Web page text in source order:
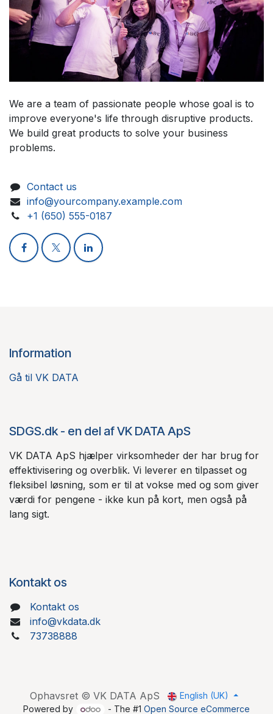
We are a team of passionate people whose goal is to
improve everyone's life through disruptive products.
We build great products to solve your business
problems.
Contact us
info@yourcompany.example.com
+1 (650) 555-0187
Information
Gå til VK DATA
SDGS.dk - en del af VK DATA ApS
VK DATA ApS hjælper virksomheder der har brug for
effektivisering og overblik. Vi leverer en tilpasset og
fleksibel løsning, som er til at vokse med og som giver
værdi for pengene - ikke kun på kort, men også på
lang sigt.
Kontakt os
Kontakt os
info@vkdata.dk
73738888
Ophavsret © VK DATA ApS
English (UK)
Powered by
- The #1 Open Source eCommerce